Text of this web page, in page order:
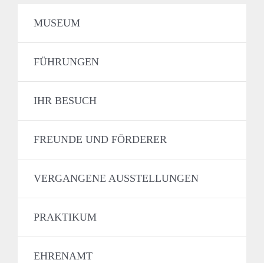
MUSEUM
FÜHRUNGEN
IHR BESUCH
FREUNDE UND FÖRDERER
VERGANGENE AUSSTELLUNGEN
PRAKTIKUM
EHRENAMT